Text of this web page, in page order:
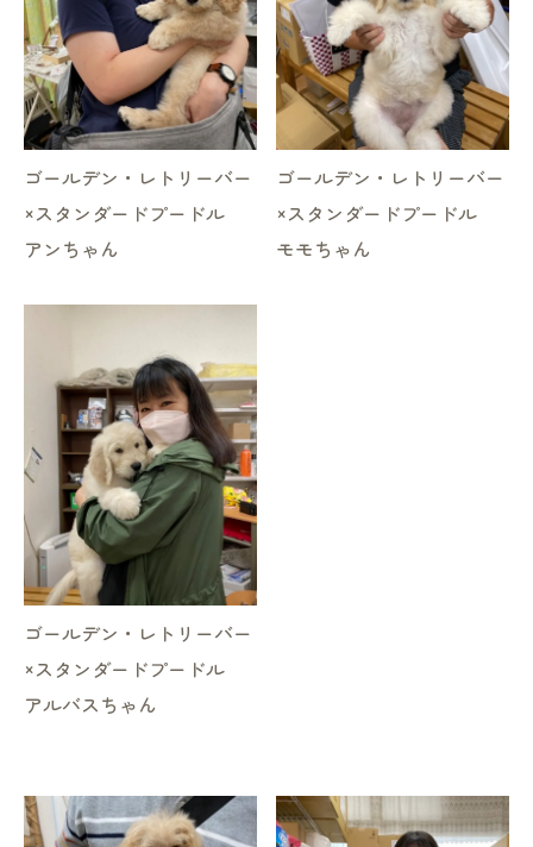
ゴールデン・レトリーバー
×スタンダードプードル
アンちゃん
ゴールデン・レトリーバー
×スタンダードプードル
モモちゃん
ゴールデン・レトリーバー
×スタンダードプードル
アルバスちゃん